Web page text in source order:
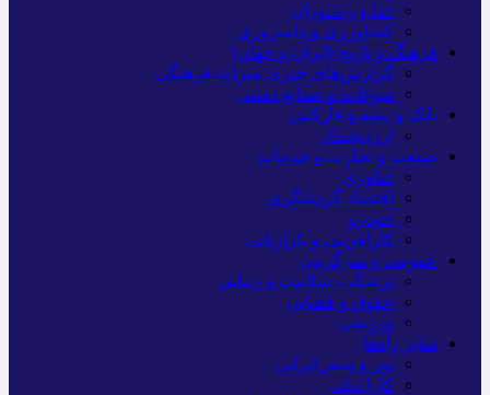
غذا و رستوران
کشاورزی و دامپروری
فرهنگ و تاریخ (ایران و جهان)
گزارش‌های خبری میراث فرهنگی
سوغات و صنایع دستی
بانک و بیمه و فارکس
ارزدیجیتال
صنعت و تجارت و خدمات
فناوری
اقتصاد گردشگری
خودرو
کارآفرینی و بازاریابی
عمومی و سرگرمی
پزشکی، سلامت و زیبایی
حقوق و قضایی
ورزشی
سایر راه‌ها
تور و سفر ایرانی
کارا دیلی